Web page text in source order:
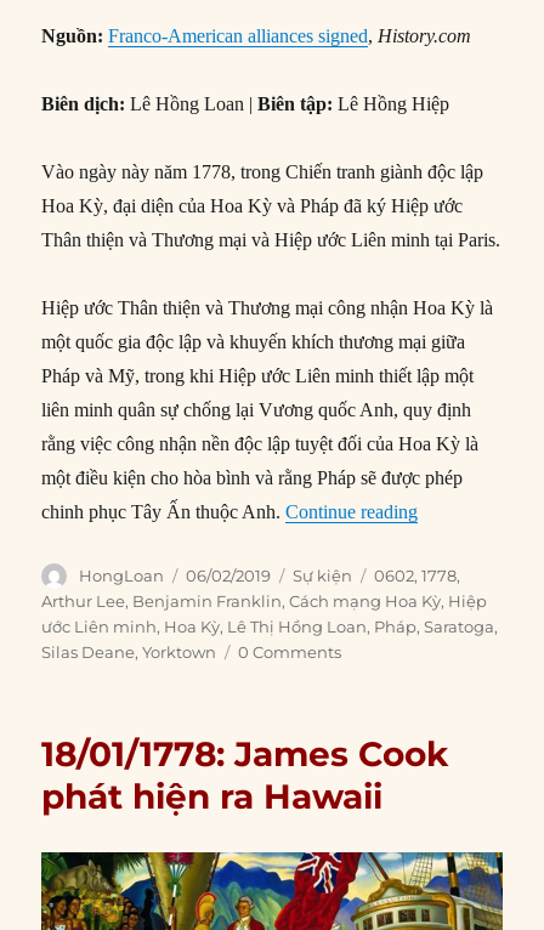
Nguồn:Franco-American alliances signed, History.com
Biên dịch: Lê Hồng Loan |Biên tập:Lê Hồng Hiệp
Vào ngày này năm 1778, trong Chiến tranh giành độc lập
Hoa Kỳ, đại diện của Hoa Kỳ và Pháp đã ký Hiệp ước
Thân thiện và Thương mại và Hiệp ước Liên minh tại Paris.
Hiệp ước Thân thiện và Thương mại công nhận Hoa Kỳ là
một quốc gia độc lập và khuyến khích thương mại giữa
Pháp và Mỹ, trong khi Hiệp ước Liên minh thiết lập một
liên minh quân sự chống lại Vương quốc Anh, quy định
rằng việc công nhận nền độc lập tuyệt đối của Hoa Kỳ là
một điều kiện cho hòa bình và rằng Pháp sẽ được phép
chinh phục Tây Ấn thuộc Anh.Continue reading“06/02/1778:
Author
HongLoan
Posted
on
06/02/2019 Categories
Sự kiện Tags
0602,1778,
Arthur Lee, Benjamin Franklin,Cách mạng Hoa Kỳ, Hiệp
ước Liên minh, Hoa Kỳ, Lê Thị Hồng Loan, Pháp,Saratoga,
Silas Deane,Yorktown 0 Comments
18/01/1778: James Cook
phát hiện ra Hawaii